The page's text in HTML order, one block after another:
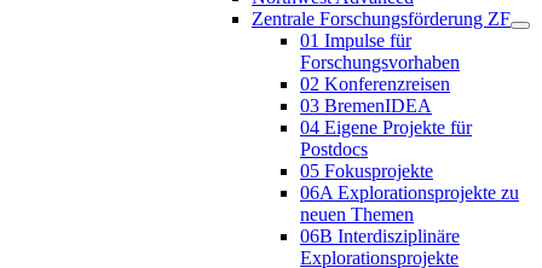
Zentrale Forschungsförderung ZF
01 Impulse für
Forschungsvorhaben
02 Konferenzreisen
03 BremenIDEA
04 Eigene Projekte für
Postdocs
05 Fokusprojekte
06A Explorationsprojekte zu
neuen Themen
06B Interdisziplinäre
Explorationsprojekte